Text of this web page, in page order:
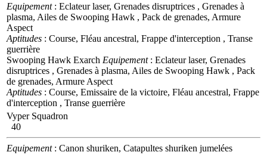
Equipement: Eclateur laser, Grenades disruptrices , Grenades à
plasma, Ailes de Swooping Hawk , Pack de grenades, Armure
Aspect
Aptitudes : Course, Fléau ancestral, Frappe d'interception , Transe
guerrière
Swooping Hawk Exarch Equipement: Eclateur laser, Grenades
disruptrices , Grenades à plasma, Ailes de Swooping Hawk , Pack
de grenades, Armure Aspect
Aptitudes : Course, Emissaire de la victoire, Fléau ancestral, Frappe
d'interception , Transe guerrière
Vyper Squadron
40
Equipement: Canon shuriken, Catapultes shuriken jumelées